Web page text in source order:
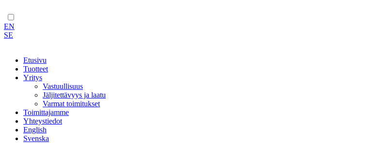
EN
SE
Etusivu
Tuotteet
Yritys
Vastuullisuus
Jäljitettävyys ja laatu
Varmat toimitukset
Toimittajamme
Yhteystiedot
English
Svenska